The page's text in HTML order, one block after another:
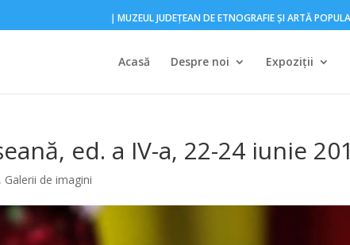
｜MUZEUL JUDEŢEAN DE ETNOGRAFIE ŞI ARTĂ
Acasă Despre noi Expoziţii
ed. a IV-a, 22-24 iunie
, Galerii de imagini